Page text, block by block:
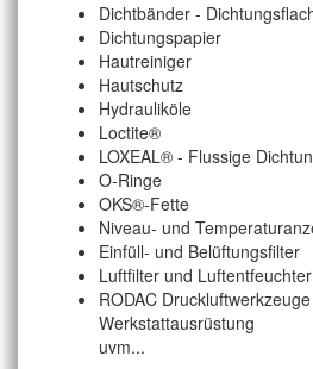
Dichtbänder -
Dichtungspapier
Hautreiniger
Hautschutz
Hydrauliköle
Loctite®
LOXEAL® - Flussige
O-Ringe
OKS®-Fette
Niveau- und
Einfüll- und Belüftungsfilter
Luftfilter und Luftentfeuchter
RODAC
Werkstattausrüstung
uvm...